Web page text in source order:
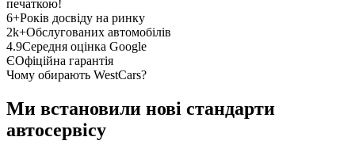
печаткою!
6+Років досвіду на ринку
2k+Обслугованих автомобілів
4.9Середня оцінка Google
ЄОфіційна гарантія
Чому обирають WestCars?
Ми встановили нові стандарти
автосервісу